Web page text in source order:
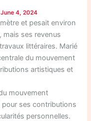
June 4, 2024
et pesait environ
mais ses revenus
littéraires. Marié
du mouvement
artistiques et
mouvement
ses contributions
personnelles.